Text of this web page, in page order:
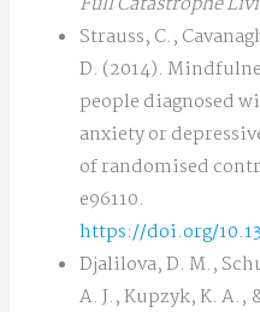
Strauss, C.,
D. (2014).
people diagnosed
anxiety or
of randomised
e96110.
https://doi.org/
Djalilova, D. M.,
A. J., Kupzyk, K. A.,